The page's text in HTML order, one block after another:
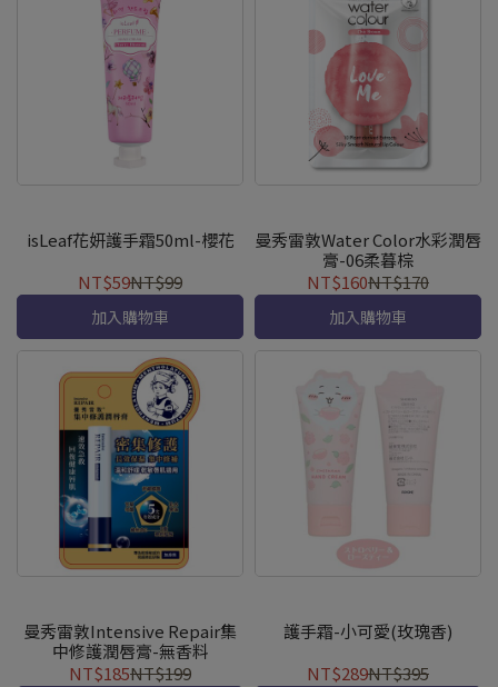
isLeaf花妍護手霜50ml-櫻花
NT$59NT$99
加入購物車
曼秀雷敦Water Color水彩潤唇
膏-06柔暮棕
NT$160NT$170
加入購物車
曼秀雷敦Intensive Repair集
中修護潤唇膏-無香料
NT$185NT$199
護手霜-小可愛(玫瑰香)
NT$289NT$395